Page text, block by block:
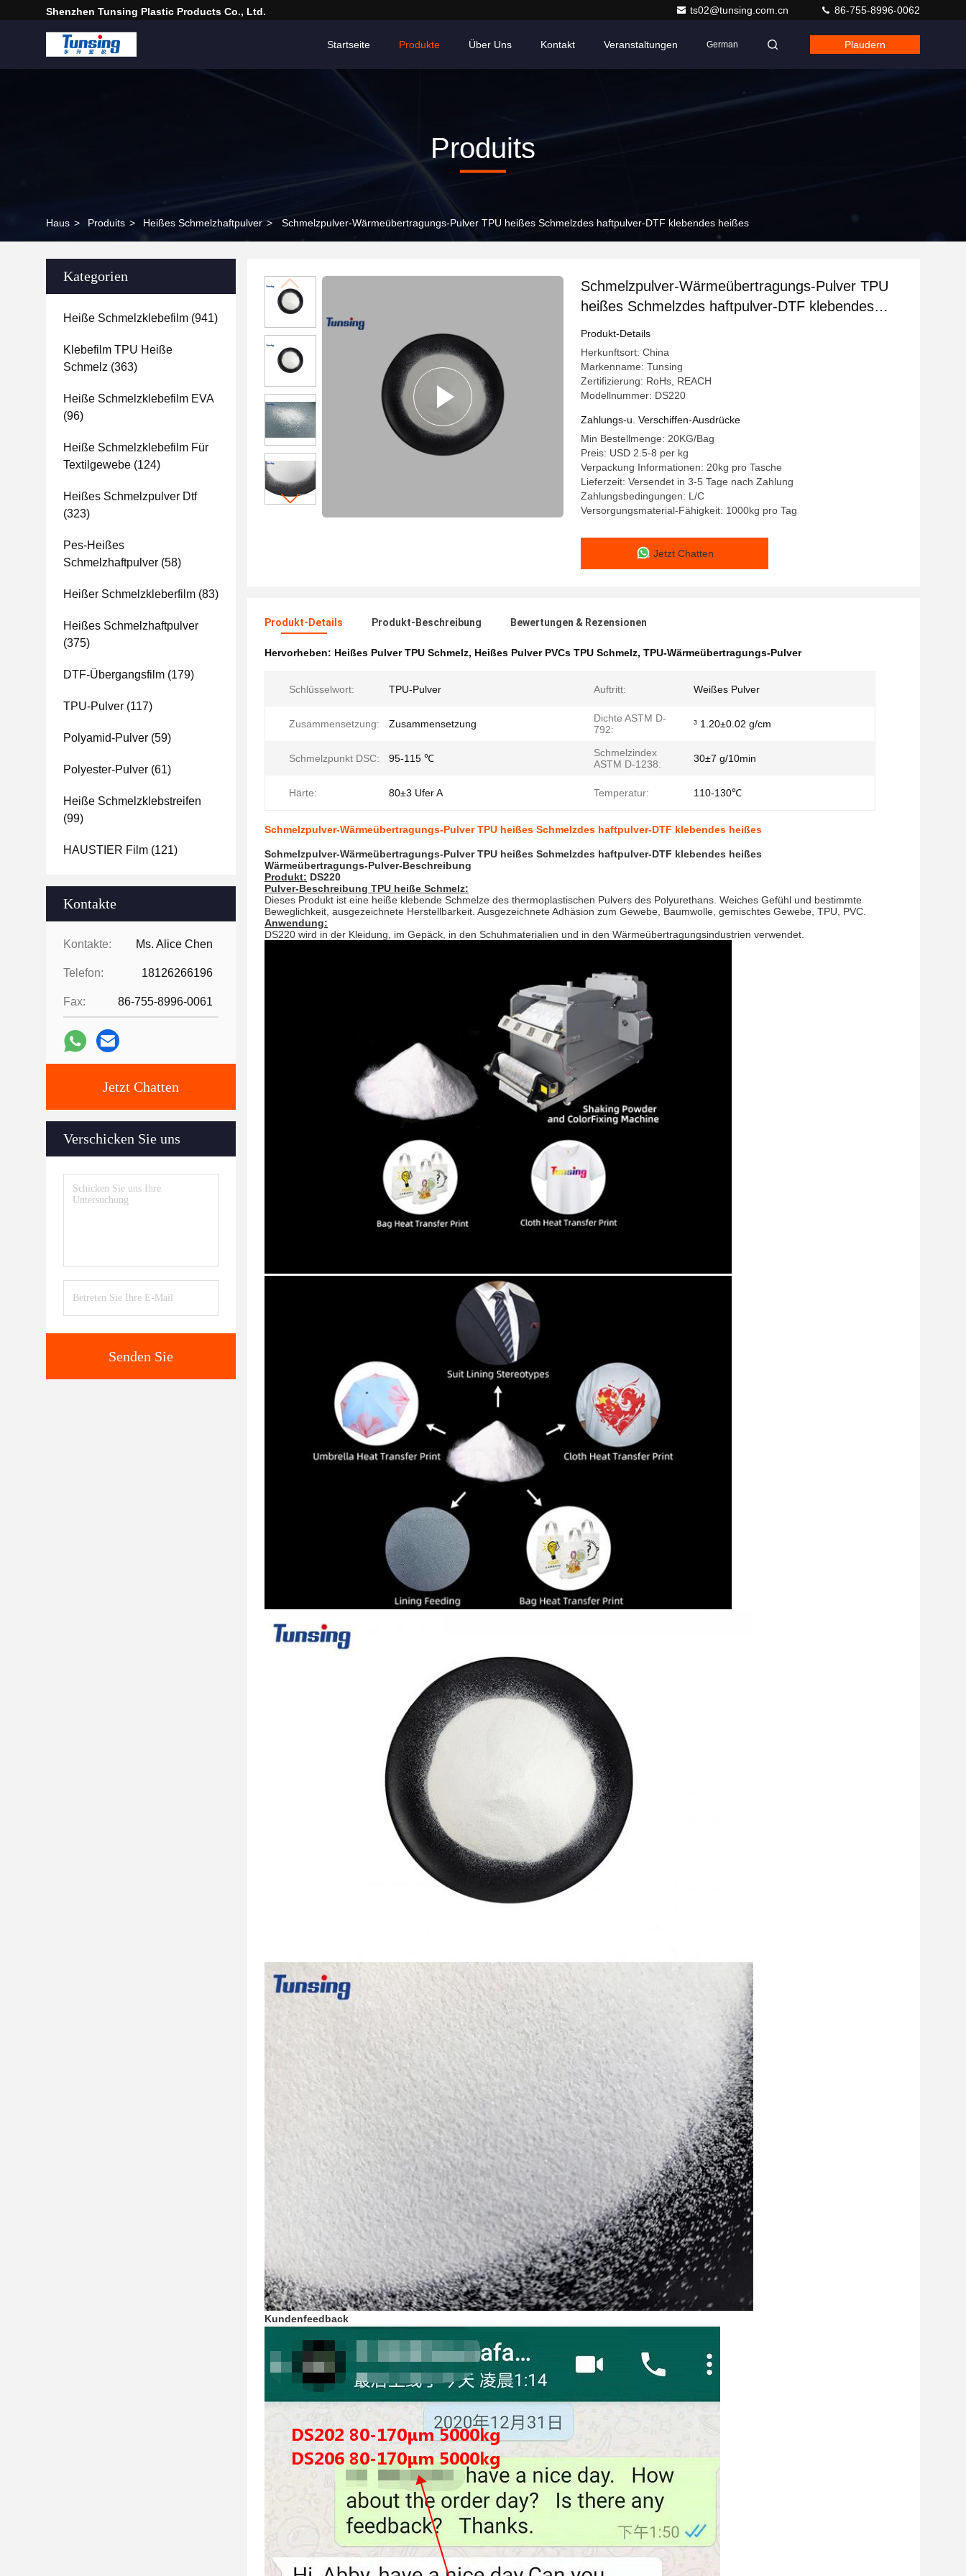
Shenzhen Tunsing Plastic Products Co., Ltd. ts02@tunsing.com.cn 86-755-8996-0062
Startseite Produkte Über Uns Kontakt Veranstaltungen German Plaudern
Produits
Haus > Produits > Heißes Schmelzhaftpulver > Schmelzpulver-Wärmeübertragungs-Pulver TPU heißes Schmelzdes haftpulver-DTF klebendes heißes
Kategorien
Heiße Schmelzklebefilm (941)
Klebefilm TPU Heiße
Schmelz (363)
Heiße Schmelzklebefilm EVA
(96)
Heiße Schmelzklebefilm Für
Textilgewebe (124)
Heißes Schmelzpulver Dtf
(323)
Pes-Heißes
Schmelzhaftpulver (58)
Heißer Schmelzkleberfilm (83)
Heißes Schmelzhaftpulver
(375)
DTF-Übergangsfilm (179)
TPU-Pulver (117)
Polyamid-Pulver (59)
Polyester-Pulver (61)
Heiße Schmelzklebstreifen
(99)
HAUSTIER Film (121)
Kontakte
Kontakte: Ms. Alice Chen
Telefon: 18126266196
Fax: 86-755-8996-0061
Jetzt Chatten
Verschicken Sie uns
Senden Sie
Schmelzpulver-Wärmeübertragungs-Pulver TPU
heißes Schmelzdes haftpulver-DTF klebendes
heißes
Produkt-Details
Herkunftsort: China
Markenname: Tunsing
Zertifizierung: RoHs, REACH
Modellnummer: DS220
Zahlungs-u. Verschiffen-Ausdrücke
Min Bestellmenge: 20KG/Bag
Preis: USD 2.5-8 per kg
Verpackung Informationen: 20kg pro Tasche
Lieferzeit: Versendet in 3-5 Tage nach Zahlung
Zahlungsbedingungen: L/C
Versorgungsmaterial-Fähigkeit: 1000kg pro Tag
Jetzt Chatten
Produkt-Details Produkt-Beschreibung Bewertungen & Rezensionen
Hervorheben: Heißes Pulver TPU Schmelz, Heißes Pulver PVCs TPU Schmelz, TPU-Wärmeübertragungs-Pulver
Schlüsselwort: TPU-Pulver Auftritt: Weißes Pulver
Zusammensetzung: Zusammensetzung
Dichte ASTM D-
792:
³ 1.20±0.02 g/cm
Schmelzpunkt DSC: 95-115 ℃
Schmelzindex
ASTM D-1238:
30±7 g/10min
Härte: 80±3 Ufer A Temperatur: 110-130℃
Schmelzpulver-Wärmeübertragungs-Pulver TPU heißes Schmelzdes haftpulver-DTF klebendes heißes
Schmelzpulver-Wärmeübertragungs-Pulver TPU heißes Schmelzdes haftpulver-DTF klebendes heißes
Wärmeübertragungs-Pulver-Beschreibung
Produkt: DS220
Pulver-Beschreibung TPU heiße Schmelz:
Dieses Produkt ist eine heiße klebende Schmelze des thermoplastischen Pulvers des Polyurethans. Weiches Gefühl und bestimmte
Beweglichkeit, ausgezeichnete Herstellbarkeit. Ausgezeichnete Adhäsion zum Gewebe, Baumwolle, gemischtes Gewebe, TPU, PVC.
Anwendung:
DS220 wird in der Kleidung, im Gepäck, in den Schuhmaterialien und in den Wärmeübertragungsindustrien verwendet.
Kundenfeedback